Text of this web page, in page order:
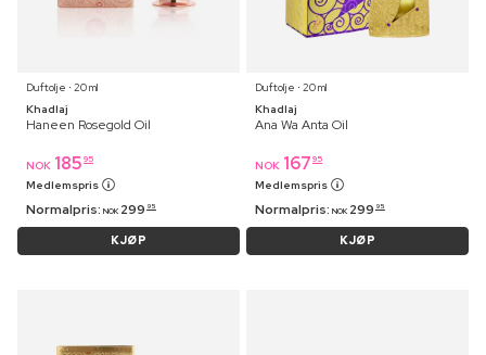
Duftolje ⋅ 20 ml
Khadlaj
Haneen Rosegold Oil
NOK 185 95
Medlemspris
Normalpris: NOK 299 95
KJØP
Duftolje ⋅ 20 ml
Khadlaj
Ana Wa Anta Oil
NOK 167 95
Medlemspris
Normalpris: NOK 299 95
KJØP